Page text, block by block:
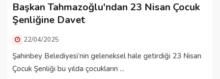
Başkan Tahmazoğlu'ndan 23 Nisan Çocuk
Şenliğine Davet
22/04/2025
Şahinbey Belediyesi’nin geleneksel hale getirdiği 23 Nisan
Çocuk Şenliği bu yılda çocukların ...